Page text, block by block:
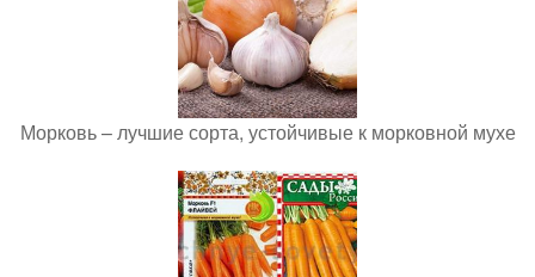
Морковь – лучшие сорта, устойчивые к морковной мухе